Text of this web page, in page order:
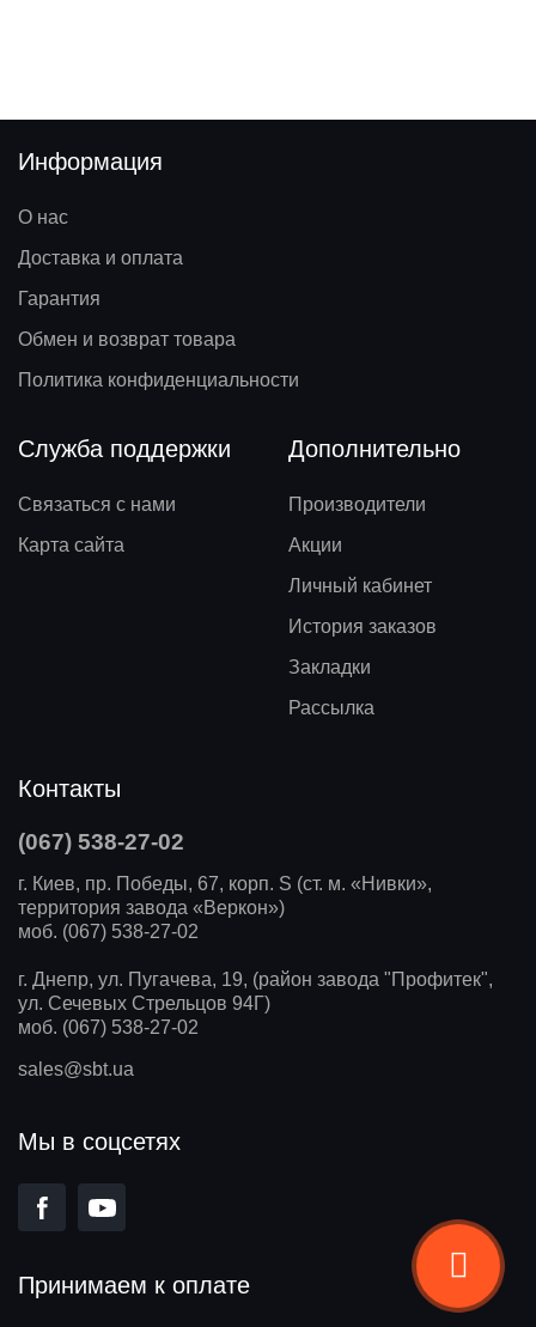
Информация
О нас
Доставка и оплата
Гарантия
Обмен и возврат товара
Политика конфиденциальности
Служба поддержки
Связаться с нами
Карта сайта
Дополнительно
Производители
Акции
Личный кабинет
История заказов
Закладки
Рассылка
Контакты
(067) 538-27-02
г. Киев, пр. Победы, 67, корп. S (ст. м. «Нивки»,
территория завода «Веркон»)
моб. (067) 538-27-02
г. Днепр, ул. Пугачева, 19, (район завода "Профитек",
ул. Сечевых Стрельцов 94Г)
моб. (067) 538-27-02
sales@sbt.ua
Мы в соцсетях
Принимаем к оплате